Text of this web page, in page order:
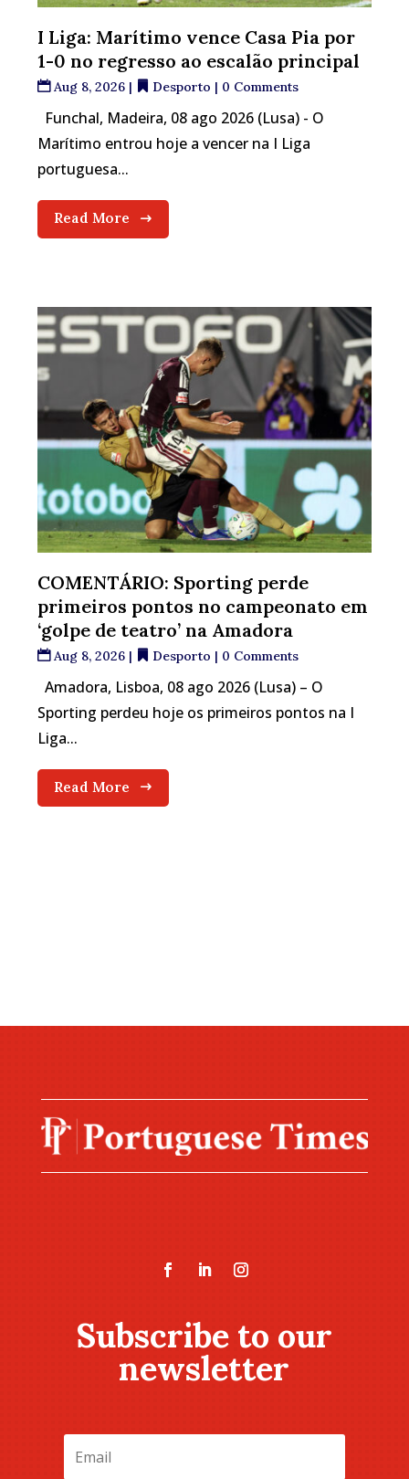
I Liga: Marítimo vence Casa Pia por
1-0 no regresso ao escalão principal
Aug 8, 2026 | Desporto | 0 Comments
Funchal, Madeira, 08 ago 2026 (Lusa) - O
Marítimo entrou hoje a vencer na I Liga
portuguesa...
Read More
COMENTÁRIO: Sporting perde
primeiros pontos no campeonato em
‘golpe de teatro’ na Amadora
Aug 8, 2026 | Desporto | 0 Comments
Amadora, Lisboa, 08 ago 2026 (Lusa) – O
Sporting perdeu hoje os primeiros pontos na I
Liga...
Read More
Subscribe to our
newsletter